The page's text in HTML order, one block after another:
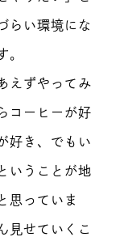
らい環境にな
。
えずやってみ
コーヒーが好
好き、でもい
いうことが地
思っていま
見せていくこ